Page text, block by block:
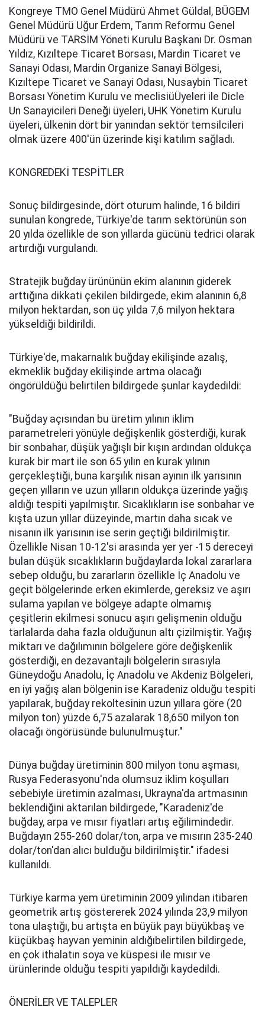
Kongreye TMO Genel Müdürü Ahmet Güldal, BÜGEM
Genel Müdürü Uğur Erdem, Tarım Reformu Genel
Müdürü ve TARSİM Yöneti Kurulu Başkanı Dr. Osman
Yıldız, Kızıltepe Ticaret Borsası, Mardin Ticaret ve
Sanayi Odası, Mardin Organize Sanayi Bölgesi,
Kızıltepe Ticaret ve Sanayi Odası, Nusaybin Ticaret
Borsası Yönetim Kurulu ve meclisiüÜyeleri ile Dicle
Un Sanayicileri Deneği üyeleri, UHK Yönetim Kurulu
üyeleri, ülkenin dört bir yanından sektör temsilcileri
olmak üzere 400'ün üzerinde kişi katılım sağladı.
KONGREDEKİ TESPİTLER
Sonuç bildirgesinde, dört oturum halinde, 16 bildiri
sunulan kongrede, Türkiye'de tarım sektörünün son
20 yılda özellikle de son yıllarda gücünü tedrici olarak
artırdığı vurgulandı.
Stratejik buğday ürününün ekim alanının giderek
arttığına dikkati çekilen bildirgede, ekim alanının 6,8
milyon hektardan, son üç yılda 7,6 milyon hektara
yükseldiği bildirildi.
Türkiye'de, makarnalık buğday ekilişinde azalış,
ekmeklik buğday ekilişinde artma olacağı
öngörüldüğü belirtilen bildirgede şunlar kaydedildi:
"Buğday açısından bu üretim yılının iklim
parametreleri yönüyle değişkenlik gösterdiği, kurak
bir sonbahar, düşük yağışlı bir kışın ardından oldukça
kurak bir mart ile son 65 yılın en kurak yılının
gerçekleştiği, buna karşılık nisan ayının ilk yarısının
geçen yılların ve uzun yılların oldukça üzerinde yağış
aldığı tespiti yapılmıştır. Sıcaklıkların ise sonbahar ve
kışta uzun yıllar düzeyinde, martın daha sıcak ve
nisanın ilk yarısının ise serin geçtiği bildirilmiştir.
Özellikle Nisan 10-12'si arasında yer yer -15 dereceyi
bulan düşük sıcaklıkların buğdaylarda lokal zararlara
sebep olduğu, bu zararların özellikle İç Anadolu ve
geçit bölgelerinde erken ekimlerde, gereksiz ve aşırı
sulama yapılan ve bölgeye adapte olmamış
çeşitlerin ekilmesi sonucu aşırı gelişmenin olduğu
tarlalarda daha fazla olduğunun altı çizilmiştir. Yağış
miktarı ve dağılımının bölgelere göre değişkenlik
gösterdiği, en dezavantajlı bölgelerin sırasıyla
Güneydoğu Anadolu, İç Anadolu ve Akdeniz Bölgeleri,
en iyi yağış alan bölgenin ise Karadeniz olduğu tespiti
yapılarak, buğday rekoltesinin uzun yıllara göre (20
milyon ton) yüzde 6,75 azalarak 18,650 milyon ton
olacağı öngörüsünde bulunulmuştur."
Dünya buğday üretiminin 800 milyon tonu aşması,
Rusya Federasyonu'nda olumsuz iklim koşulları
sebebiyle üretimin azalması, Ukrayna'da artmasının
beklendiğini aktarılan bildirgede, "Karadeniz'de
buğday, arpa ve mısır fiyatları artış eğilimindedir.
Buğdayın 255-260 dolar/ton, arpa ve mısırın 235-240
dolar/ton'dan alıcı bulduğu bildirilmiştir." ifadesi
kullanıldı.
Türkiye karma yem üretiminin 2009 yılından itibaren
geometrik artış göstererek 2024 yılında 23,9 milyon
tona ulaştığı, bu artışta en büyük payı büyükbaş ve
küçükbaş hayvan yeminin aldığıbelirtilen bildirgede,
en çok ithalatın soya ve küspesi ile mısır ve
ürünlerinde olduğu tespiti yapıldığı kaydedildi.
ÖNERİLER VE TALEPLER